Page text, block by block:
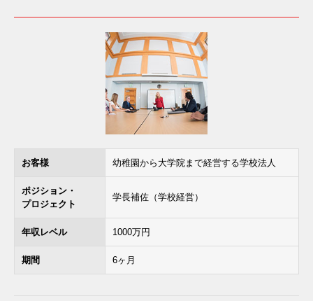
お客様 幼稚園から大学院まで経営する学校法人
ポジション・
プロジェクト
学長補佐（学校経営）
年収レベル 1000万円
期間 6ヶ月